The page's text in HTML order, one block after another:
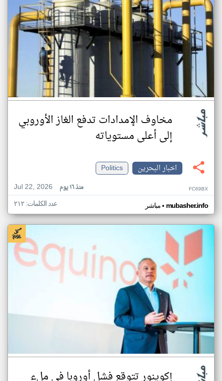
مخاوف الإمدادات تدفع الغاز الأوروبي
إلى أعلى مستوياته
اخبار البحرين
Politics
Jul 22, 2026
منذ ١٦ يوم FC69BX
مباشر• mubasher.info عدد الكلمات: ٢١٢
إكوينور تتوقع فشل أوروبا في ملء